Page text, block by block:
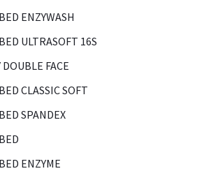
ENZYWASH
ULTRASOFT 16S
FACE
CLASSIC SOFT
SPANDEX
ENZYME